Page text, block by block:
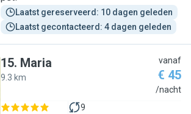
Laatst gereserveerd: 10 dagen geleden
Laatst gecontacteerd: 4 dagen geleden
15. Maria
9.3 km
vanaf
€ 45
/nacht
9